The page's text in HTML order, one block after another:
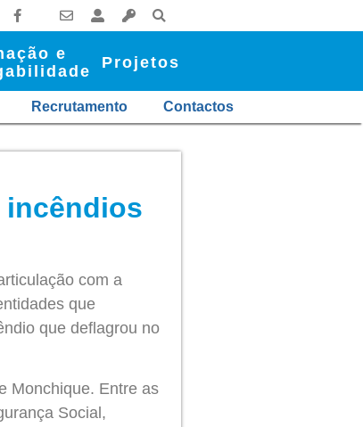
e
Projetos
Recrutamento Contactos
incêndios
com a
que
que deflagrou no
Monchique. Entre as
Social,